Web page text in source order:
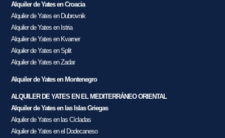
Alquiler de Yates en Croacia
Alquiler de Yates en Dubrovnik
Alquiler de Yates en Istria
Alquiler de Yates en Kvarner
Alquiler de Yates en Split
Alquiler de Yates en Zadar
Alquiler de Yates en Montenegro
ALQUILER DE YATES EN EL MEDITERRÁNEO ORIENTAL
Alquiler de Yates en las Islas Griegas
Alquiler de Yates en las Cícladas
Alquiler de Yates en el Dodecaneso